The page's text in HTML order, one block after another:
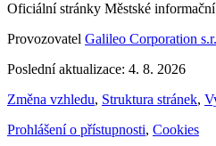
Oficiální stránky Městské
Provozovatel Galileo Corporation
Poslední aktualizace: 4. 8. 2026
Změna vzhledu, Struktura stránek,
Prohlášení o přístupnosti, Cookies